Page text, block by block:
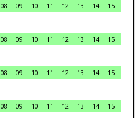
08 09 10 11 12 13 14
15
08 09 10 11 12 13 14
15
08 09 10 11 12 13 14
15
08 09 10 11 12 13 14
15